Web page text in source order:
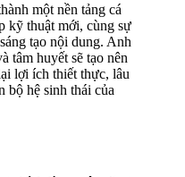
một nền tảng cá
kỹ thuật mới, cùng sự
tạo nội dung. Anh
tâm huyết sẽ tạo nên
lợi ích thiết thực, lâu
bộ hệ sinh thái của